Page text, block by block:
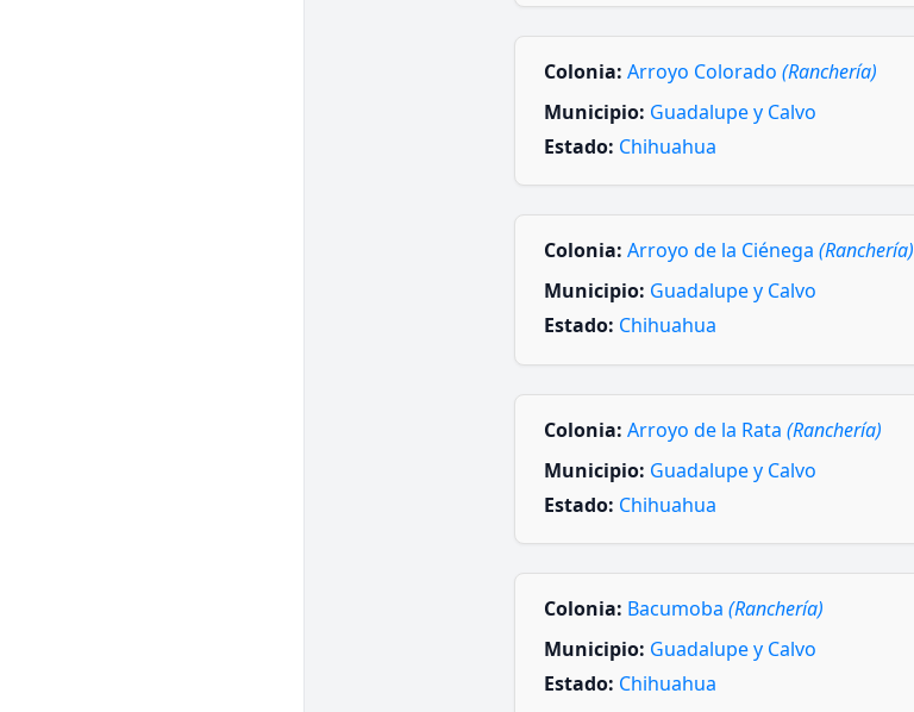
Colonia: Arroyo Colorado (Ranchería)
Municipio: Guadalupe y Calvo
Estado: Chihuahua
Colonia: Arroyo de la Ciénega (Ranchería)
Municipio: Guadalupe y Calvo
Estado: Chihuahua
Colonia: Arroyo de la Rata (Ranchería)
Municipio: Guadalupe y Calvo
Estado: Chihuahua
Colonia: Bacumoba (Ranchería)
Municipio: Guadalupe y Calvo
Estado: Chihuahua